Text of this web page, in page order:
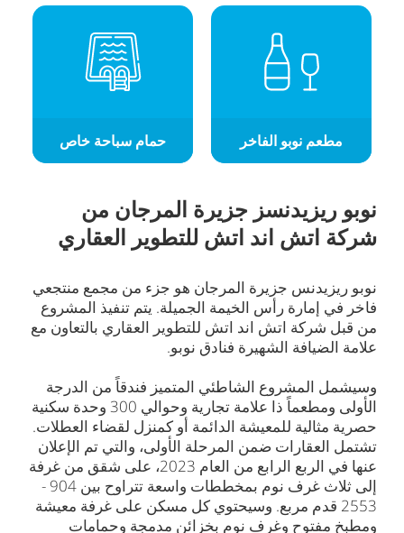
حمام سباحة خاص مطعم نوبو الفاخر
نوبو ريزيدنسز جزيرة المرجان من
شركة اتش اند اتش للتطوير العقاري
نوبو ريزيدنس جزيرة المرجان هو جزء من مجمع منتجعي
فاخر في إمارة رأس الخيمة الجميلة. يتم تنفيذ المشروع
من قبل شركة اتش اند اتش للتطوير العقاري بالتعاون مع
علامة الضيافة الشهيرة فنادق نوبو.
وسيشمل المشروع الشاطئي المتميز فندقاً من الدرجة
الأولى ومطعماً ذا علامة تجارية وحوالي 300 وحدة سكنية
حصرية مثالية للمعيشة الدائمة أو كمنزل لقضاء العطلات.
تشتمل العقارات ضمن المرحلة الأولى، والتي تم الإعلان
عنها في الربع الرابع من العام 2023، على شقق من غرفة
إلى ثلاث غرف نوم بمخططات واسعة تتراوح بين 904 -
2553 قدم مربع. وسيحتوي كل مسكن على غرفة معيشة
ومطبخ مفتوح وغرف نوم بخزائن مدمجة وحمامات